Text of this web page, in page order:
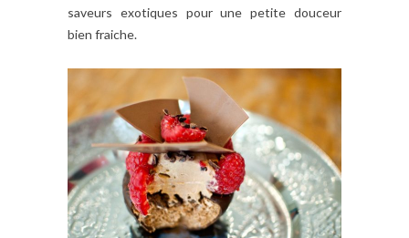
saveurs exotiques pour une petite douceur
bien fraiche.